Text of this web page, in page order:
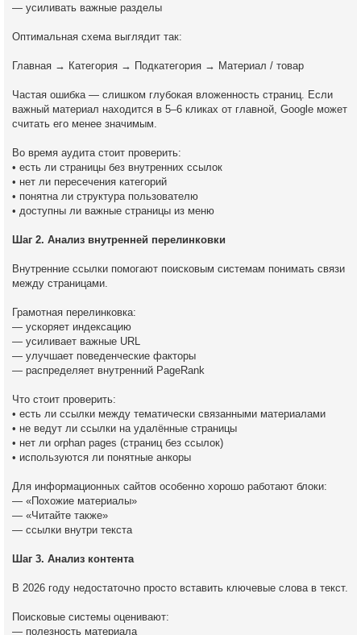
— усиливать важные разделы
Оптимальная схема выглядит так:
Главная → Категория → Подкатегория → Материал / товар
Частая ошибка — слишком глубокая вложенность страниц. Если
важный материал находится в 5–6 кликах от главной, Google может
считать его менее значимым.
Во время аудита стоит проверить:
• есть ли страницы без внутренних ссылок
• нет ли пересечения категорий
• понятна ли структура пользователю
• доступны ли важные страницы из меню
Шаг 2. Анализ внутренней перелинковки
Внутренние ссылки помогают поисковым системам понимать связи
между страницами.
Грамотная перелинковка:
— ускоряет индексацию
— усиливает важные URL
— улучшает поведенческие факторы
— распределяет внутренний PageRank
Что стоит проверить:
• есть ли ссылки между тематически связанными материалами
• не ведут ли ссылки на удалённые страницы
• нет ли orphan pages (страниц без ссылок)
• используются ли понятные анкоры
Для информационных сайтов особенно хорошо работают блоки:
— «Похожие материалы»
— «Читайте также»
— ссылки внутри текста
Шаг 3. Анализ контента
В 2026 году недостаточно просто вставить ключевые слова в текст.
Поисковые системы оценивают:
— полезность материала